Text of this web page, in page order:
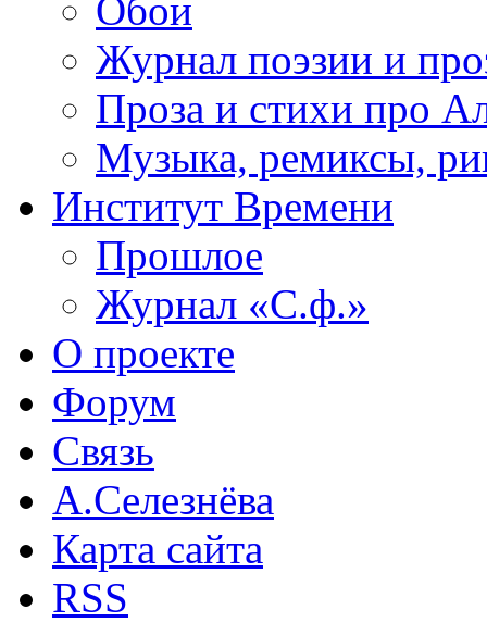
Обои
Журнал поэзии и
Проза и стихи про
Музыка, ремиксы,
Институт Времени
Прошлое
Журнал «С.ф.»
О проекте
Форум
Связь
А.Селезнёва
Карта сайта
RSS